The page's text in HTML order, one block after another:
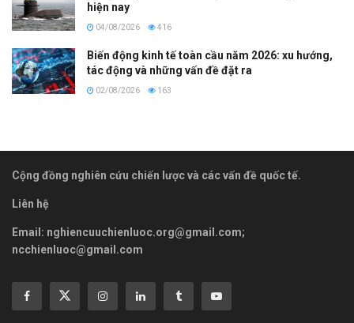
hiện nay
04/08/2026 416
Biến động kinh tế toàn cầu năm 2026: xu hướng,
tác động và những vấn đề đặt ra
02/08/2026 163
Cộng đồng nghiên cứu chiến lược và các vấn đề quốc tế.
Liên hệ
Email: nghiencuuchienluoc.org@gmail.com;
ncchienluoc@gmail.com